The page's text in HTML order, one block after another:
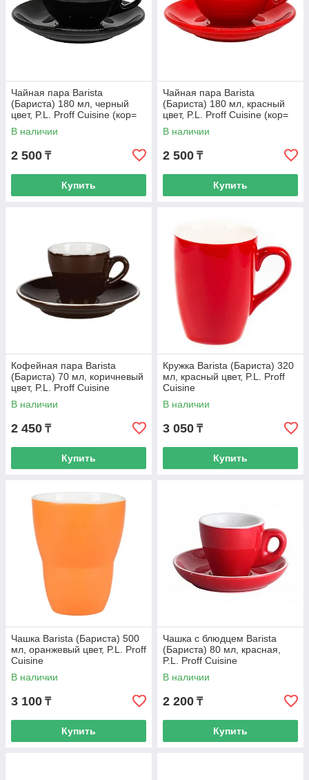
Чайная пара Barista
(Бариста) 180 мл, черный
цвет, P.L. Proff Cuisine (кор=
48 шт)
В наличии
2 500 ₸
Купить
Чайная пара Barista
(Бариста) 180 мл, красный
цвет, P.L. Proff Cuisine (кор=
48 шт)
В наличии
2 500 ₸
Купить
Кофейная пара Barista
(Бариста) 70 мл, коричневый
цвет, P.L. Proff Cuisine
В наличии
2 450 ₸
Купить
Кружка Barista (Бариста) 320
мл, красный цвет, P.L. Proff
Cuisine
В наличии
3 050 ₸
Купить
Чашка Barista (Бариста) 500
мл, оранжевый цвет, P.L. Proff
Cuisine
В наличии
3 100 ₸
Купить
Чашка с блюдцем Barista
(Бариста) 80 мл, красная,
P.L. Proff Cuisine
В наличии
2 200 ₸
Купить